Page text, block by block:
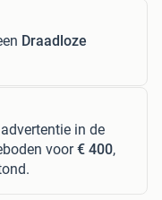
Draadloze
advertentie in de
voor€ 400,